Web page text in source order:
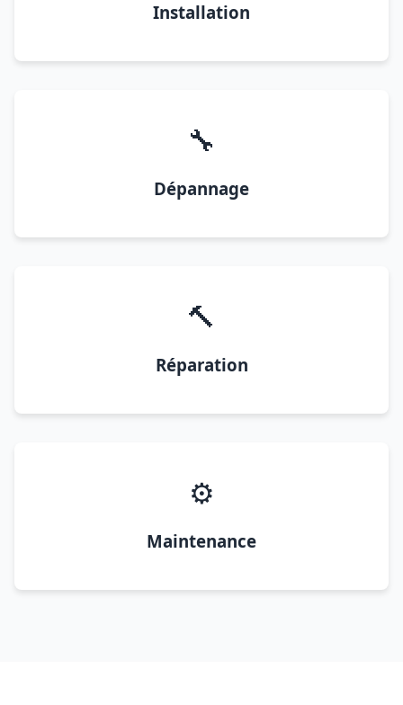
Installation
🔧
Dépannage
🔨
Réparation
⚙️
Maintenance